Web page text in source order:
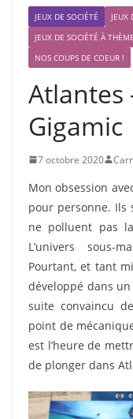
JEUX DE SOCIÉTÉ
JEUX
JEUX DE SOCIÉTÉ À
NOS COUPS DE COEUR !
Atlantes
Gigamic
7 octobre 2020
Mon obsession
pour personne. Ils
ne polluent pas
L’univers sous-
Pourtant, et tant
développé dans
suite convaincu
point de
est l’heure de
de plonger dans